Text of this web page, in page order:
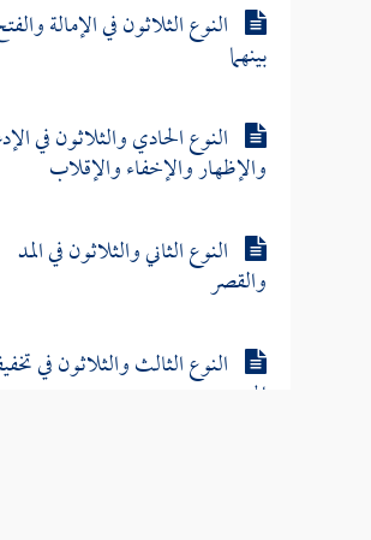
النوع الثلاثون في الإمالة
بينهما
النوع الحادي والثلاثون في
والإظهار والإخفاء والإقلاب
النوع الثاني والثلاثون في المد
والقصر
النوع الثالث والثلاثون في
الهمز